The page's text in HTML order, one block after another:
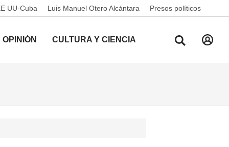
UU-Cuba Luis Manuel Otero Alcántara Presos políticos
OPINIÓN CULTURA Y CIENCIA